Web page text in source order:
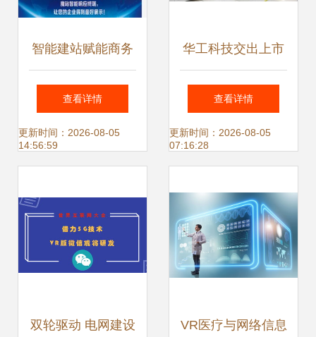
智能建站赋能商务
服务 招商与技术融
合的全新生态
查看详情
更新时间：2026-08-05
14:56:59
华工科技交出上市
后最强业绩单，网
络信息技术研发成
查看详情
更新时间：2026-08-05
07:16:28
双轮驱动 电网建设 VR医疗与网络信息